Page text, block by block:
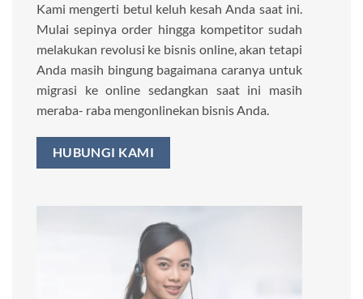
Kami mengerti betul keluh kesah Anda saat ini.
Mulai sepinya order hingga kompetitor sudah
melakukan revolusi ke bisnis online, akan tetapi
Anda masih bingung bagaimana caranya untuk
migrasi ke online sedangkan saat ini masih
meraba- raba mengonlinekan bisnis Anda.
HUBUNGI KAMI